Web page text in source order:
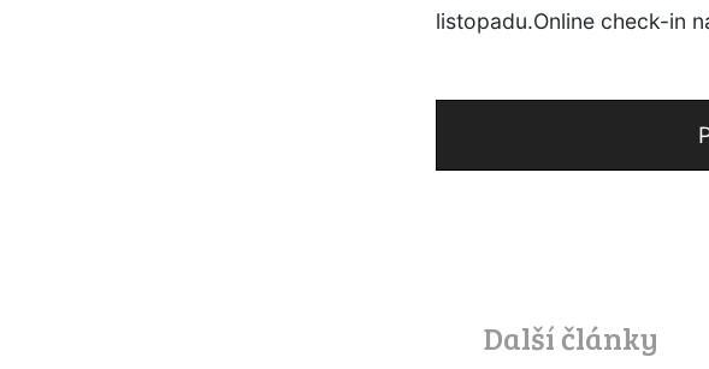
listopadu.Online check-in
Další články